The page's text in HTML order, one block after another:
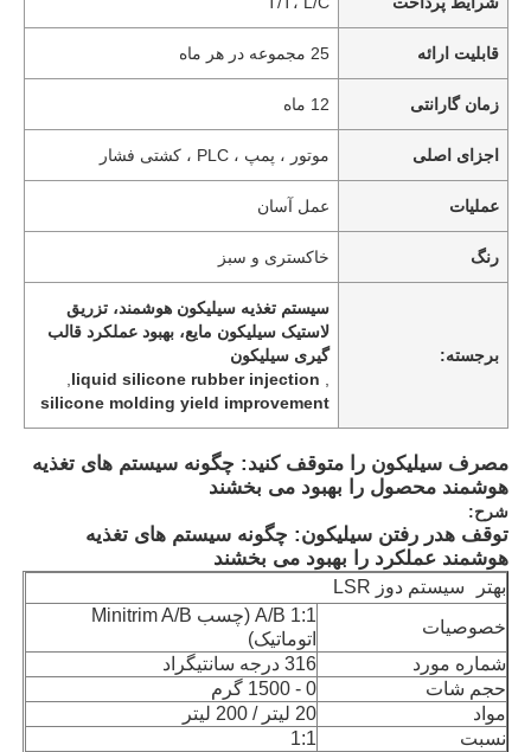
قابلیت ارائه 25 مجموعه در هر ماه
زمان گارانتی 12 ماه
اجزای اصلی موتور ، پمپ ، PLC ، کشتی فشار
عملیات عمل آسان
رنگ خاکستری و سبز
برجسته:
سیستم تغذیه سیلیکون هوشمند، تزریق
لاستیک سیلیکون مایع، بهبود عملکرد قالب
گیری سیلیکون
liquid silicone rubber injection
silicone molding yield improvement
مصرف سیلیکون را متوقف کنید: چگونه سیستم های تغذیه
هوشمند محصول را بهبود می بخشند
شرح:
توقف هدر رفتن سیلیکون: چگونه سیستم های تغذیه
هوشمند عملکرد را بهبود می بخشند
بهتر
سیستم دوز LSR
خصوصیات
A/B 1:1 (چسب Minitrim A/B
اتوماتیک)
شماره مورد
316 درجه سانتیگراد
حجم شات
0 - 1500 گرم
مواد
20 لیتر / 200 لیتر
نسبت
1:1